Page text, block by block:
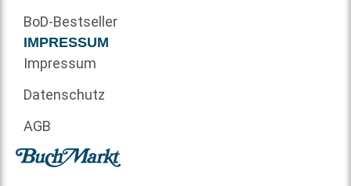
BoD-Bestseller
IMPRESSUM
Impressum
Datenschutz
AGB